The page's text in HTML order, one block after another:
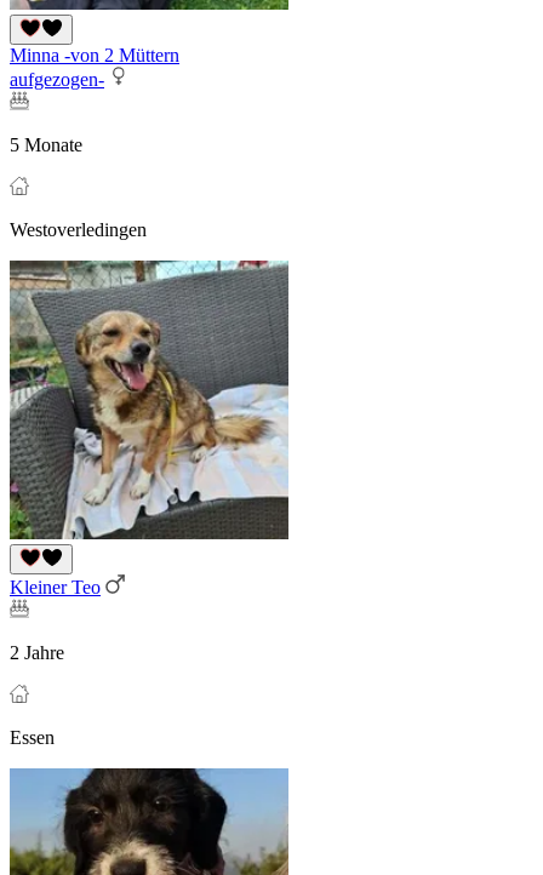
Minna -von 2 Müttern
aufgezogen-
5 Monate
Westoverledingen
Kleiner Teo
2 Jahre
Essen